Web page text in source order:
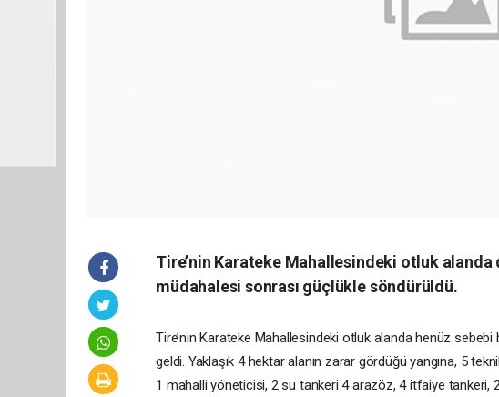
Tire’nin Karateke Mahallesindeki otluk alanda
müdahalesi sonrası güçlükle söndürüldü.
Tire’nin Karateke Mahallesindeki otluk alanda henüz
geldi. Yaklaşık 4 hektar alanın zarar gördüğü yangına, 5
1 mahalli yöneticisi, 2 su tankeri 4 arazöz, 4 itfaiye tankeri,